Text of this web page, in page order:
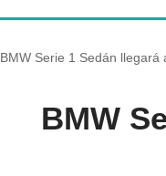
BMW Serie 1 Sedán
BMW